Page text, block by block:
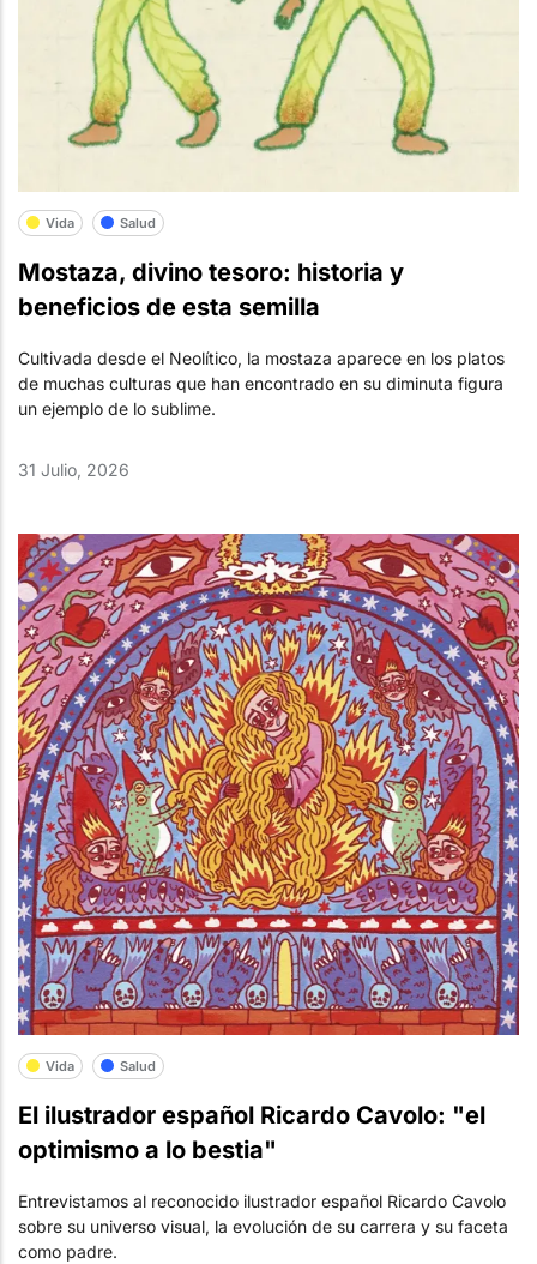
Vida Salud
Mostaza, divino tesoro: historia y
beneficios de esta semilla
Cultivada desde el Neolítico, la mostaza aparece en los platos
de muchas culturas que han encontrado en su diminuta figura
un ejemplo de lo sublime.
31 Julio, 2026
Vida Salud
El ilustrador español Ricardo Cavolo: "el
optimismo a lo bestia"
Entrevistamos al reconocido ilustrador español Ricardo Cavolo
sobre su universo visual, la evolución de su carrera y su faceta
como padre.